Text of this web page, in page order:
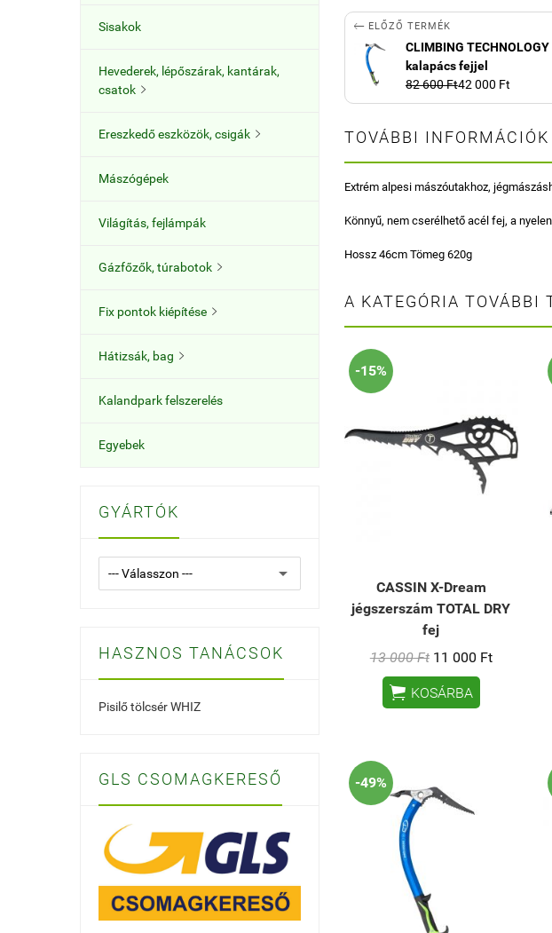
Sisakok
Hevederek, lépőszárak, kantárak,
csatok 
Ereszkedő eszközök, csigák 
Mászógépek
Világítás, fejlámpák
Gázfőzők, túrabotok 
Fix pontok kiépítése 
Hátizsák, bag 
Kalandpark felszerelés
Egyebek
GYÁRTÓK
HASZNOS TANÁCSOK
Pisilő tölcsér WHIZ
GLS CSOMAGKERESŐ
 ELŐZŐ TERMÉK
CLIMBING
kalapács fejjel
82 600 Ft42 000 Ft
TOVÁBBI
Extrém alpesi mászóutakhoz,
Könnyű, nem cserélhető acél fej, a
Hossz 46cm Tömeg 620g
A KATEGÓRIA TOVÁBBI
-15%
CASSIN X-Dream
jégszerszám TOTAL DRY
fej
13 000 Ft 11 000 Ft
 KOSÁRBA
-49%